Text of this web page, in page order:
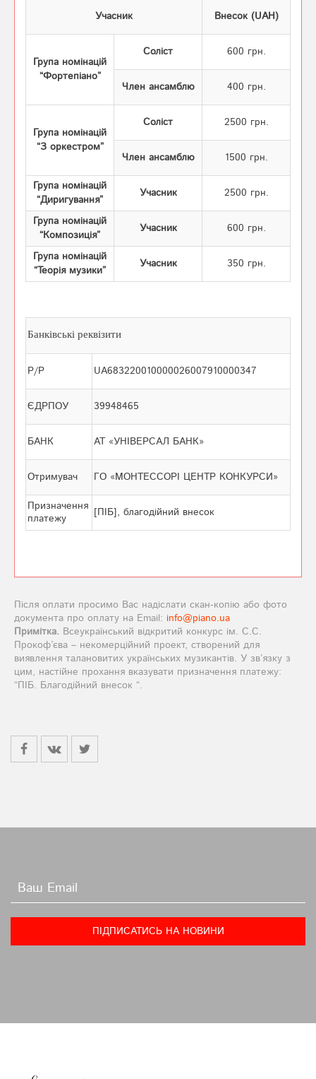
Учасник Внесок (UAH)
Група номінацій
“Фортепіано”
Соліст 600 грн.
Член ансамблю 400 грн.
Група номінацій
“З оркестром”
Соліст 2500 грн.
Член ансамблю 1500 грн.
Група номінацій
“Диригування”
Учасник 2500 грн.
Група номінацій
“Композиція”
Учасник 600 грн.
Група номінацій
“Теорія музики”
Учасник 350 грн.
Банківські реквізити
Р/Р UA683220010000026007910000347
ЄДРПОУ 39948465
БАНК АТ «УНІВЕРСАЛ БАНК»
Отримувач ГО «МОНТЕССОРІ ЦЕНТР КОНКУРСИ»
Призначення
платежу
[ПІБ], благодійний внесок
Після оплати просимо Вас надіслати скан-копію або фото
документа про оплату на Email: info@piano.ua
Примітка. Всеукраїнський відкритий конкурс ім. С.С.
Прокоф’єва – некомерційний проект, створений для
виявлення талановитих українських музикантів. У зв’язку з
цим, настійне прохання вказувати призначення платежу:
“ПІБ. Благодійний внесок “.